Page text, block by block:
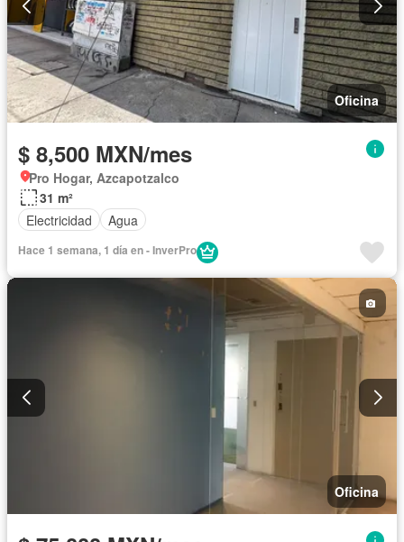
Oficina
$ 8,500 MXN/mes
Pro Hogar, Azcapotzalco
31 m²
Electricidad
Agua
Hace 1 semana, 1 día en - InverPro
Oficina